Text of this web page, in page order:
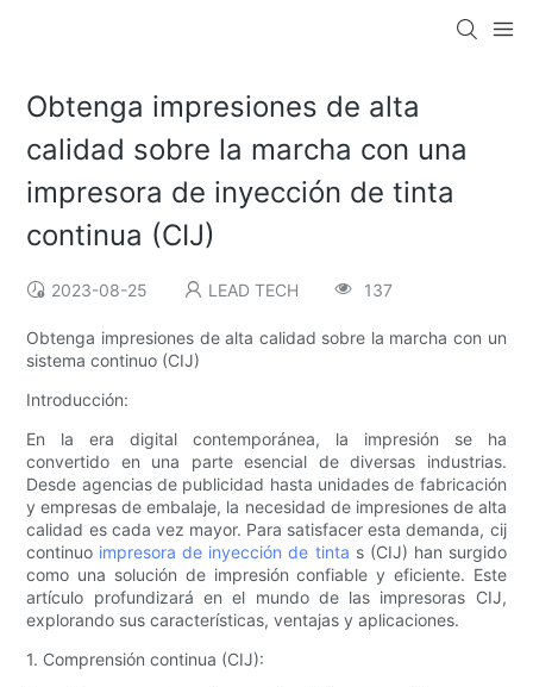
Obtenga impresiones de alta
calidad sobre la marcha con una
impresora de inyección de tinta
continua (CIJ)
2023-08-25 LEAD TECH 137
Obtenga impresiones de alta calidad sobre la marcha con un
sistema continuo (CIJ)
Introducción:
En la era digital contemporánea, la impresión se ha
convertido en una parte esencial de diversas industrias.
Desde agencias de publicidad hasta unidades de fabricación
y empresas de embalaje, la necesidad de impresiones de alta
calidad es cada vez mayor. Para satisfacer esta demanda, cij
continuo impresora de inyección de tinta s (CIJ) han surgido
como una solución de impresión confiable y eficiente. Este
artículo profundizará en el mundo de las impresoras CIJ,
explorando sus características, ventajas y aplicaciones.
1. Comprensión continua (CIJ):